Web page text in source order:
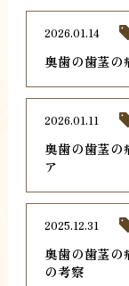
奥歯の歯茎の
2026.01.14
奥歯の歯茎の
ア
2026.01.11
奥歯の歯茎の
の考察
2025.12.31